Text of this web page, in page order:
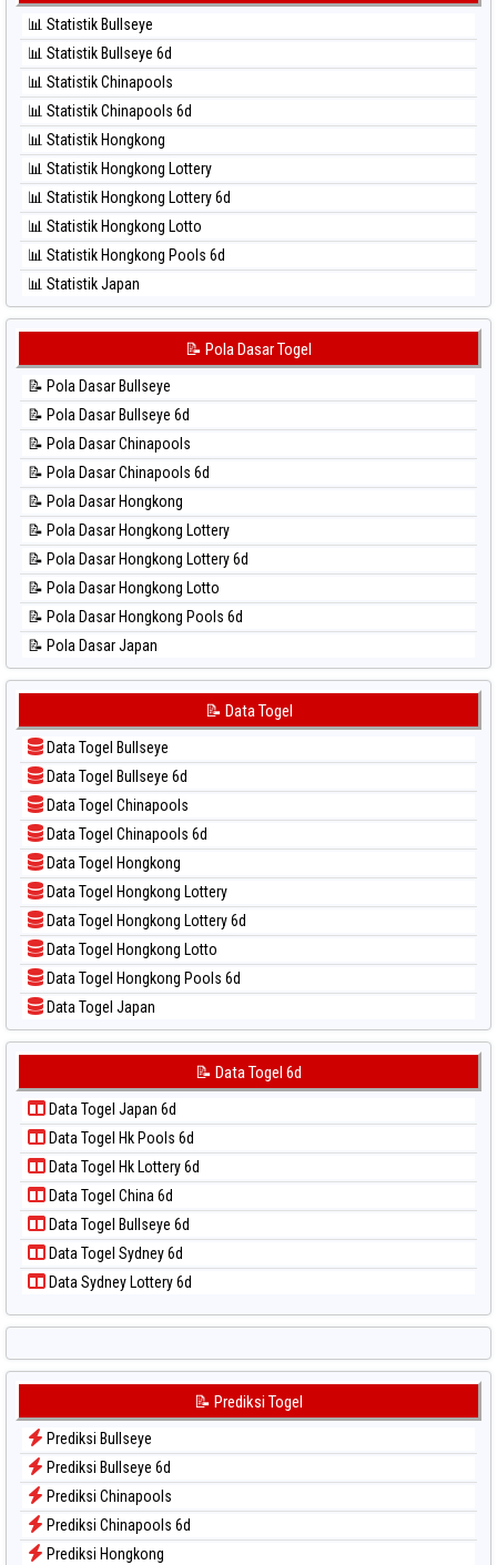
⚽ Bola Merah Taiwan
⚽ Bola Hitam Kuda Lari
⚽ Bola Hitam Magnum Cambodia
⚽ Bola Hitam Nagoya
⚽ Bola Hitam North Carolina Day
⚽ Bola Hitam Pcso
⚽ Bola Hitam Sao Paulo
⚽ Bola Hitam Singapore
⚽ Bola Hitam Sydney
⚽ Bola Hitam Sydney Lottery
⚽ Bola Hitam Sydney Lottery 6d
⚽ Bola Hitam Sydney Lotto
⚽ Bola Hitam Taiwan
📊 Statistik Bullseye
📊 Statistik Bullseye 6d
📊 Statistik Chinapools
📊 Statistik Chinapools 6d
📊 Statistik Hongkong
📊 Statistik Hongkong Lottery
📊 Statistik Hongkong Lottery 6d
📊 Statistik Hongkong Lotto
📊 Statistik Hongkong Pools 6d
📊 Statistik Japan
📊 Statistik Japan 6d
📊 Statistik Kuda Lari
📊 Statistik Magnum Cambodia
📊 Statistik Nagoya
📊 Statistik New York Midday
📊 Statistik North Carolina Day
📊 Statistik Pcso
📊 Statistik Pennsylvania Day
📊 Statistik Sao Paulo
📊 Statistik Singapore
📊 Statistik Sydney
📊 Statistik Sydney Lottery
📊 Statistik Sydney Pools 6d
📊 Statistik Taipei
📊 Statistik Taiwan
📝 Pola Dasar Togel
📝 Pola Dasar Bullseye
📝 Pola Dasar Bullseye 6d
📝 Pola Dasar Chinapools
📝 Pola Dasar Chinapools 6d
📝 Pola Dasar Hongkong
📝 Pola Dasar Hongkong Lottery
📝 Pola Dasar Hongkong Lottery 6d
📝 Pola Dasar Hongkong Lotto
📝 Pola Dasar Hongkong Pools 6d
📝 Pola Dasar Japan
📝 Pola Dasar Japan 6d
📝 Pola Dasar Kuda Lari
📝 Pola Dasar Magnum Cambodia
📝 Pola Dasar Nagoya
📝 Pola Dasar North Carolina Day
📝 Pola Dasar Pcso
📝 Pola Dasar Sao Paulo
📝 Pola Dasar Singapore
📝 Pola Dasar Sydney
📝 Pola Dasar Sydney Lottery
📝 Pola Dasar Sydney Lottery 6d
📝 Pola Dasar Sydney Lotto
📝 Pola Dasar Taiwan
📝 Data Togel
Data Togel Bullseye
Data Togel Bullseye 6d
Data Togel Chinapools
Data Togel Chinapools 6d
Data Togel Hongkong
Data Togel Hongkong Lottery
Data Togel Hongkong Lottery 6d
Data Togel Hongkong Lotto
Data Togel Hongkong Pools 6d
Data Togel Japan
Data Togel Japan 6d
Data Togel Kuda Lari
Data Togel Magnum Cambodia
Data Togel Nagoya
Data Togel North Carolina Day
Data Togel Pcso
Data Togel Sao Paulo
Data Togel Singapore
Data Togel Sydney
Data Togel Sydney Lottery
Data Togel Sydney Lotto
Data Togel Sydney Pools 6d
Data Togel Taipei
Data Togel Taiwan
📝 Data Togel 6d
Data Togel Japan 6d
Data Togel Hk Pools 6d
Data Togel Hk Lottery 6d
Data Togel China 6d
Data Togel Bullseye 6d
Data Togel Sydney 6d
Data Sydney Lottery 6d
📝 Prediksi Togel
Prediksi Bullseye
Prediksi Bullseye 6d
Prediksi Chinapools
Prediksi Chinapools 6d
Prediksi Hongkong